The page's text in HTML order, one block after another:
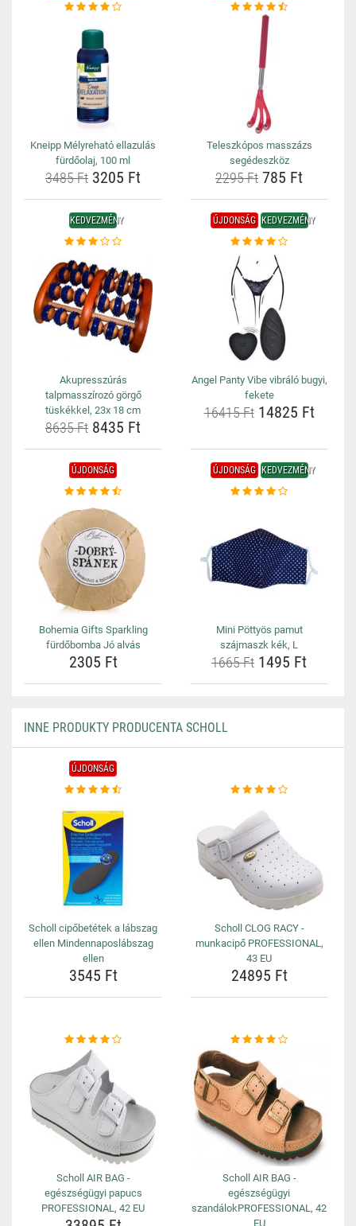
Kneipp Mélyreható ellazulás
fürdőolaj, 100 ml
3485 Ft 3205 Ft
Teleszkópos masszázs
segédeszköz
2295 Ft 785 Ft
KEDVEZMÉNY
Akupresszúrás
talpmasszírozó görgő
tüskékkel, 23x 18 cm
8635 Ft 8435 Ft
ÚJDONSÁG KEDVEZMÉNY
Angel Panty Vibe vibráló bugyi,
fekete
16415 Ft14825 Ft
ÚJDONSÁG
Bohemia Gifts Sparkling
fürdőbomba Jó alvás
2305 Ft
ÚJDONSÁG KEDVEZMÉNY
Mini Pöttyös pamut
szájmaszk kék, L
1665 Ft 1495 Ft
INNE PRODUKTY PRODUCENTA SCHOLL
ÚJDONSÁG
Scholl cipőbetétek a lábszag
ellen Mindennaposlábszag
ellen
3545 Ft
Scholl CLOG RACY -
munkacipő PROFESSIONAL,
43 EU
24895 Ft
Scholl AIR BAG -
egészségügyi papucs
PROFESSIONAL, 42 EU
Scholl AIR BAG -
egészségügyi
szandálokPROFESSIONAL, 42
EU